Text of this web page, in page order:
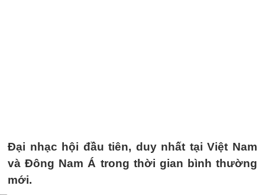
Đại nhạc hội đầu tiên, duy nhất tại Việt Nam
và Đông Nam Á trong thời gian bình thường
mới.